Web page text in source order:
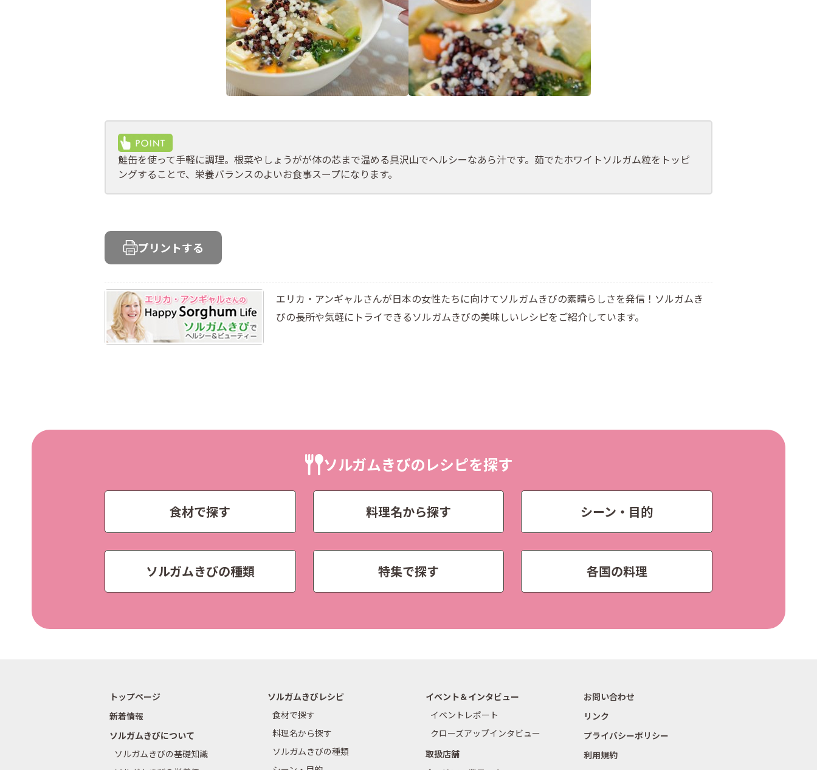
鮭缶を使って手軽に調理。根菜やしょうがが体の芯まで温める具沢山でヘルシーなあら汁です。茹でたホワイトソルガム粒をトッピ
ングすることで、栄養バランスのよいお食事スープになります。
プリントする
エリカ・アンギャルさんが日本の女性たちに向けてソルガムきびの素晴らしさを発信！ソルガムき
びの長所や気軽にトライできるソルガムきびの美味しいレシピをご紹介しています。
ソルガムきびのレシピを探す
食材で探す 料理名から探す シーン・目的
ソルガムきびの種類 特集で探す 各国の料理
トップページ
新着情報
ソルガムきびについて
ソルガムきびの基礎知識
ソルガムきびレシピ
食材で探す
料理名から探す
ソルガムきびの種類
イベント＆インタビュー
イベントレポート
クローズアップインタビュー
取扱店舗
お問い合わせ
リンク
プライバシーポリシー
利用規約